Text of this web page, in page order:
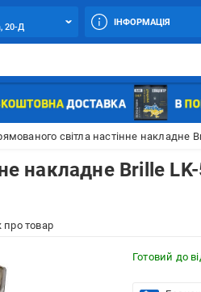
20-Д
ІНФОРМАЦІЯ
світла настінне накладне
накладне Brille
про товар
Готовий до